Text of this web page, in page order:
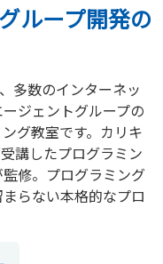
ループ開発の
多数のインターネッ
ジェントグループの
グ教室です。カリキ
講したプログラミン
修。プログラミング
らない本格的なプロ